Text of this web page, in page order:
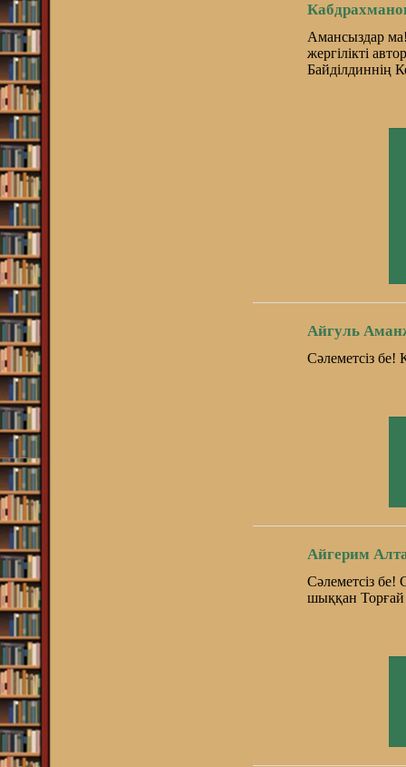
Амансыздар
жергілікті
Байділдиннің
Айгуль
Сәлеметсіз бе!
Айгерим
Сәлеметсіз бе!
шыққан Торғай